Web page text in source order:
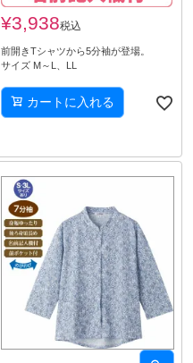
¥3,938税込
前開きTシャツから5分袖が登場。
サイズ M～L、LL
カートに入れる